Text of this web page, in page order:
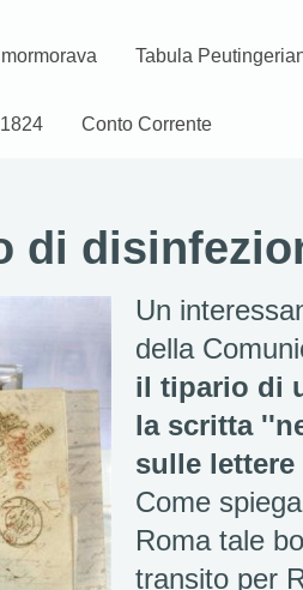
Tabula
Conto Corrente
di
Un
della
il tipario di
la scritta
sulle
Come
Roma tale
transito per